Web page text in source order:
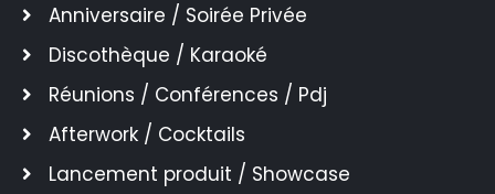
Anniversaire / Soirée Privée
Discothèque / Karaoké
Réunions / Conférences / Pdj
Afterwork / Cocktails
Lancement produit / Showcase